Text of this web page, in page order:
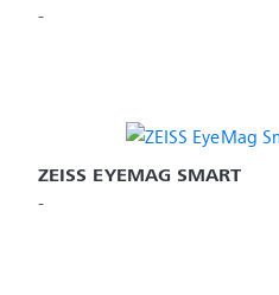
-
ZEISS EYEMAG SMART
-